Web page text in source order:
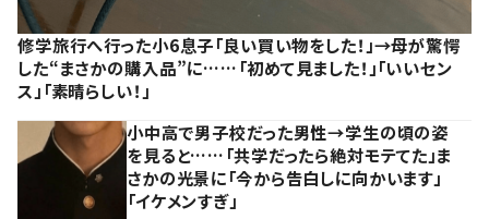
修学旅行へ行った小6息子「良い買い物をした！」→母が驚愕
した“まさかの購入品”に……「初めて見ました！」「いいセン
ス」「素晴らしい！」
小中高で男子校だった男性→学生の頃の姿
を見ると……「共学だったら絶対モテてた」ま
さかの光景に「今から告白しに向かいます」
「イケメンすぎ」